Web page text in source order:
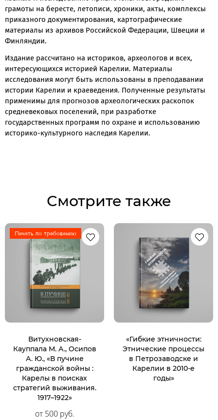
грамоты на бересте, летописи, хроники, акты, комплексы
приказного документирования, картографические
материалы из архивов Российской Федерации, Швеции и
Финляндии.
Издание рассчитано на историков, археологов и всех,
интересующихся историей Карелии. Материалы
исследования могут быть использованы в преподавании
истории Карелии и краеведения. Полученные результаты
применимы для прогнозов археологических раскопок
средневековых поселений, при разработке
государственных программ по охране и использованию
историко-культурного наследия Карелии.
Смотрите также
Печать по требованию
Витухновская-
Кауппала М. А., Осипов
А. Ю., «В пучине
гражданской войны :
Карелы в поисках
стратегий выживания.
1917–1922»
от 500 руб.
«Гибкие этничности:
Этнические процессы
в Петрозаводске и
Карелии в 2010-е
годы»